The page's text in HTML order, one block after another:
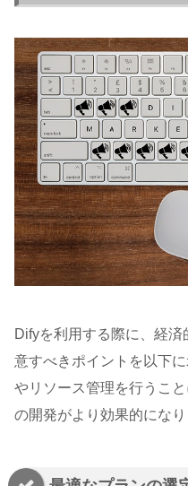
Difyを利用する際に、経
意すべきポイントを以下
やリソース管理を行うこ
の開発がより効果的になり